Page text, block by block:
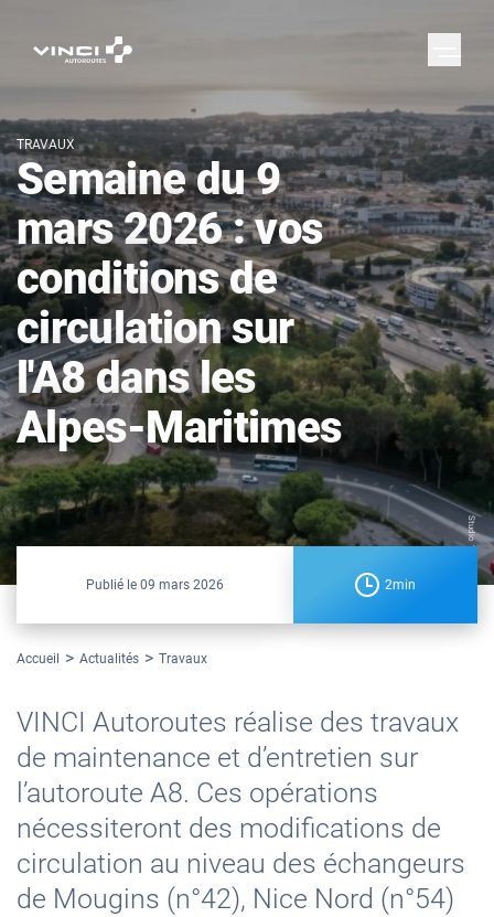
Studio 169
TRAVAUX
Semaine du 9
mars 2026 : vos
conditions de
circulation sur
l'A8 dans les
Alpes-Maritimes
Publié le 09 mars 2026 2min
Accueil Actualités Travaux
VINCI Autoroutes réalise des travaux
de maintenance et d’entretien sur
l’autoroute A8. Ces opérations
nécessiteront des modifications de
circulation au niveau des échangeurs
de Mougins (n°42), Nice Nord (n°54)